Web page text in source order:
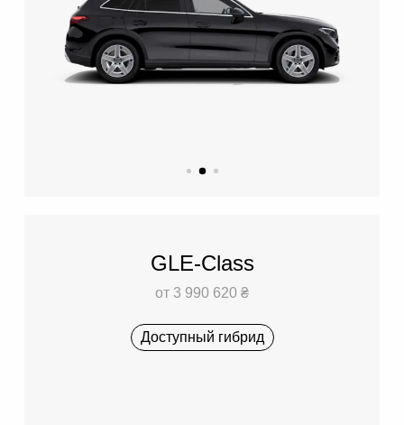
GLE-Class
от 3 990 620 ₴
Доступный гибрид